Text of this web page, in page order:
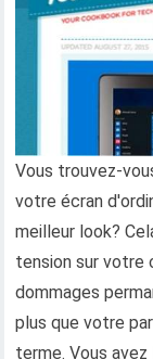
Vous trouvez-
votre écran
meilleur look?
tension sur votre
dommages
plus que votre
terme. Vous